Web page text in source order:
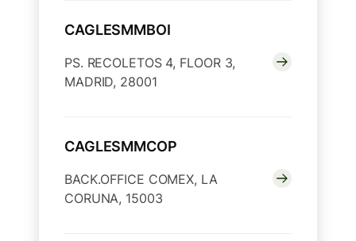
CAGLESMMBOI
PS. RECOLETOS 4, FLOOR 3,
MADRID, 28001
CAGLESMMCOP
BACK.OFFICE COMEX, LA
CORUNA, 15003